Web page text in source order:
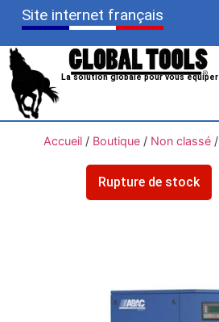
Site internet français
La solution globale pour vous équiper
Accueil/ Boutique/ Non classé/
Rupture de stock